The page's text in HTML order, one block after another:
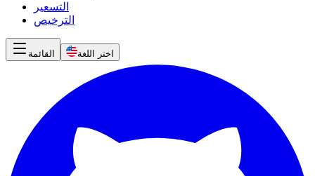
التسعير
الترخيص
القائمة اختر اللغة